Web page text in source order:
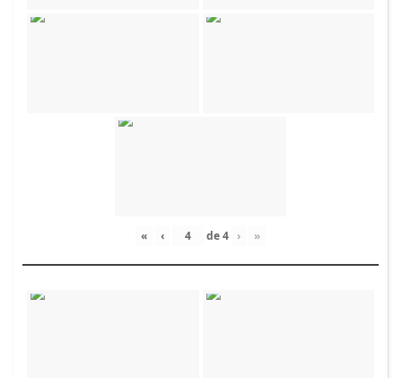
« ‹ de4 › »